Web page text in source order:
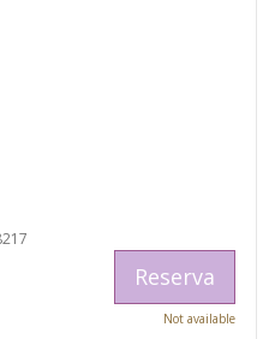
Reserva
Not available